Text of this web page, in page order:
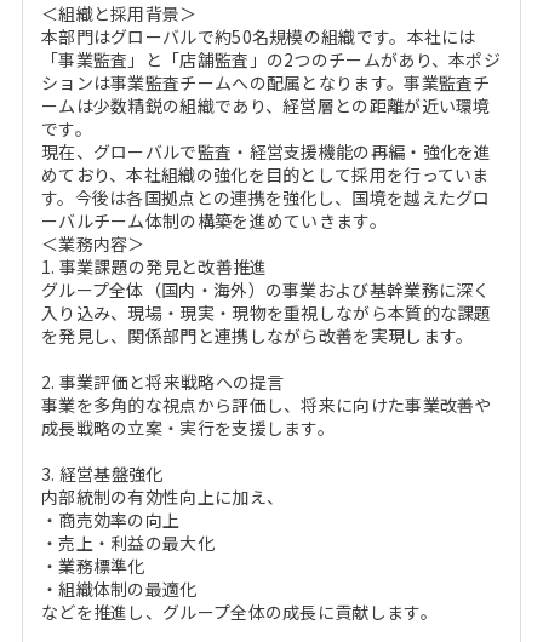
＜組織と採用背景＞
本部門はグローバルで約50名規模の組織です。本社には
「事業監査」と「店舗監査」の2つのチームがあり、本ポジ
ションは事業監査チームへの配属となります。事業監査チ
ームは少数精鋭の組織であり、経営層との距離が近い環境
です。
現在、グローバルで監査・経営支援機能の再編・強化を進
めており、本社組織の強化を目的として採用を行っていま
す。今後は各国拠点との連携を強化し、国境を越えたグロ
ーバルチーム体制の構築を進めていきます。
＜業務内容＞
1. 事業課題の発見と改善推進
グループ全体（国内・海外）の事業および基幹業務に深く
入り込み、現場・現実・現物を重視しながら本質的な課題
を発見し、関係部門と連携しながら改善を実現します。
2. 事業評価と将来戦略への提言
事業を多角的な視点から評価し、将来に向けた事業改善や
成長戦略の立案・実行を支援します。
3. 経営基盤強化
内部統制の有効性向上に加え、
・商売効率の向上
・売上・利益の最大化
・業務標準化
・組織体制の最適化
などを推進し、グループ全体の成長に貢献します。